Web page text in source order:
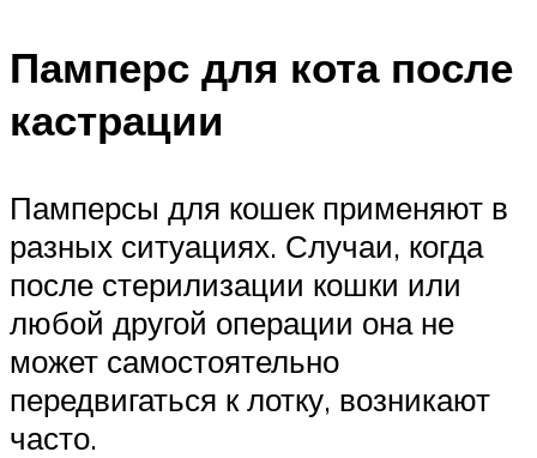
Памперс для кота после
кастрации
Памперсы для кошек применяют в
разных ситуациях. Случаи, когда
после стерилизации кошки или
любой другой операции она не
может самостоятельно
передвигаться к лотку, возникают
часто.